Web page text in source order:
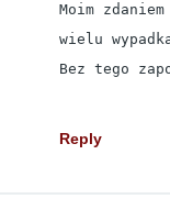
Moim
wielu
Bez tego
Reply